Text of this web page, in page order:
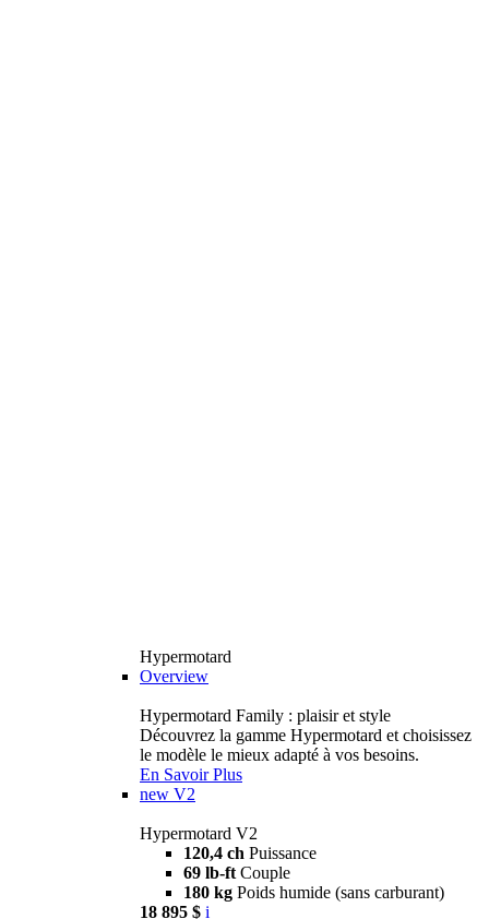
Hypermotard
Overview
Hypermotard Family : plaisir et style
Découvrez la gamme Hypermotard et choisissez
le modèle le mieux adapté à vos besoins.
En Savoir Plus
new V2
Hypermotard V2
120,4 ch Puissance
69 lb-ft Couple
180 kg Poids humide (sans carburant)
18 895 $ i